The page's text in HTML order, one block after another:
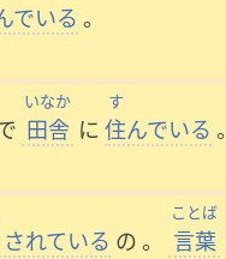
でいる 。
いなか
田舎 に
す
住んでいる 。
されている の。
ことば
言葉